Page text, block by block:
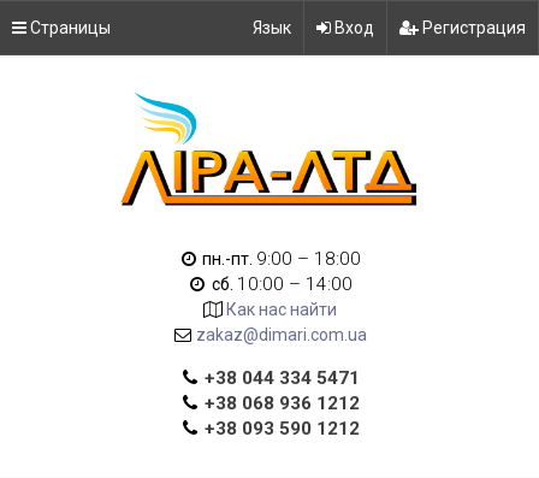
Страницы Язык Вход Регистрация
пн.-пт. 9:00 – 18:00
сб. 10:00 – 14:00
Как нас найти
zakaz@dimari.com.ua
+38 044 334 5471
+38 068 936 1212
+38 093 590 1212